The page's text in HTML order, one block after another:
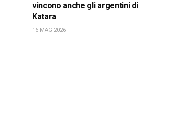
vincono anche gli argentini di
Katara
16 MAG 2026